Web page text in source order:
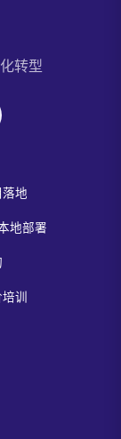
转型
地
地部署
训